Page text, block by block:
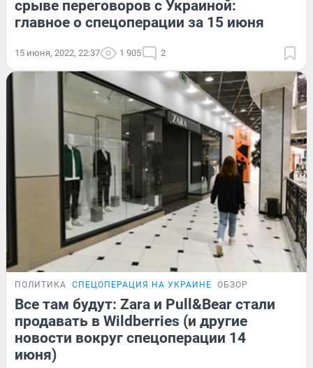
срыве переговоров с Украиной:
главное о спецоперации за 15 июня
15 июня, 2022, 22:37 1 905 2
ПОЛИТИКА СПЕЦОПЕРАЦИЯ НА УКРАИНЕ ОБЗОР
Все там будут: Zara и Pull&Bear стали
продавать в Wildberries (и другие
новости вокруг спецоперации 14
июня)